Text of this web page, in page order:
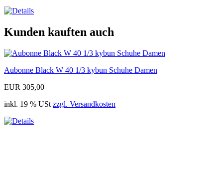
Kunden kauften auch
Aubonne Black W 40 1/3 kybun Schuhe Damen
EUR 305,00
inkl. 19 % USt zzgl. Versandkosten